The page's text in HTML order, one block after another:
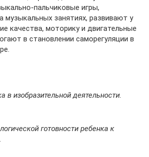
пальчиковые игры,
музыкальных занятиях, развивают у
качества, моторику и двигательные
в становлении саморегуляции в
в изобразительной деятельности.
готовности ребенка к